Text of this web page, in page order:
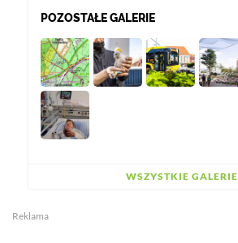
POZOSTAŁE GALERIE
WSZYSTKIE GALERIE
Reklama